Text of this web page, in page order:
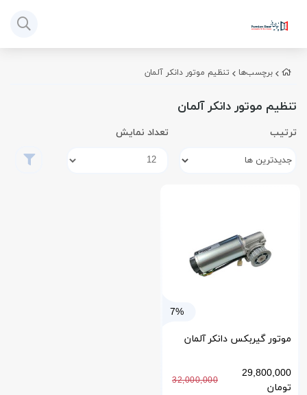
برچسب‌ها تنظیم موتور دانکر آلمان
تنظیم موتور دانکر آلمان
ترتیب تعداد نمایش
7%
موتور گیربکس دانکر آلمان
GR63*55 برای درب اتوماتیک
29,800,000
تومان
32,000,000